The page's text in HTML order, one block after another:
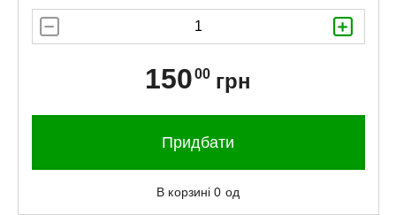
15000 грн
Придбати
В корзині0 од